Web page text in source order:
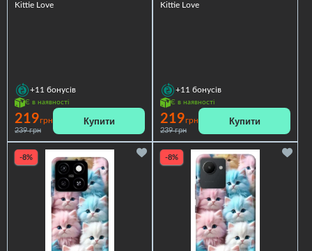
Kittie Love
+11 бонусів
Є в наявності
219грн
239 грн
Купити
Kittie Love
+11 бонусів
Є в наявності
219грн
239 грн
Купити
-8% -8%